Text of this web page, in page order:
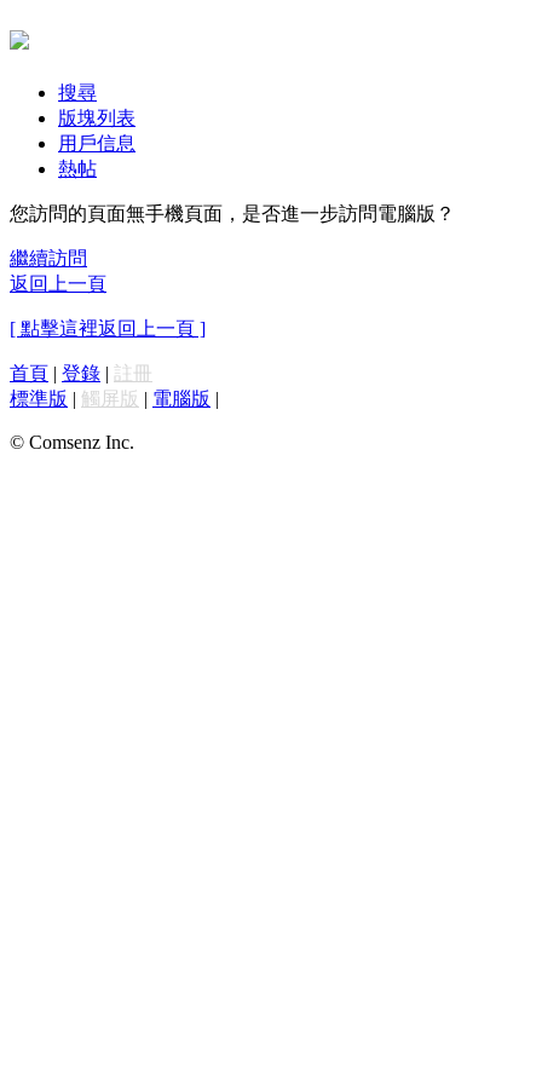
搜尋
版塊列表
用戶信息
熱帖
您訪問的頁面無手機頁面，是否進一步訪問電腦版？
繼續訪問
返回上一頁
[ 點擊這裡返回上一頁 ]
首頁 | 登錄 | 註冊
標準版 | 觸屏版 | 電腦版 |
© Comsenz Inc.